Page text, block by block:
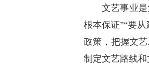
文艺事业
根本保证”“要
政策，把握文
制定文艺路线和